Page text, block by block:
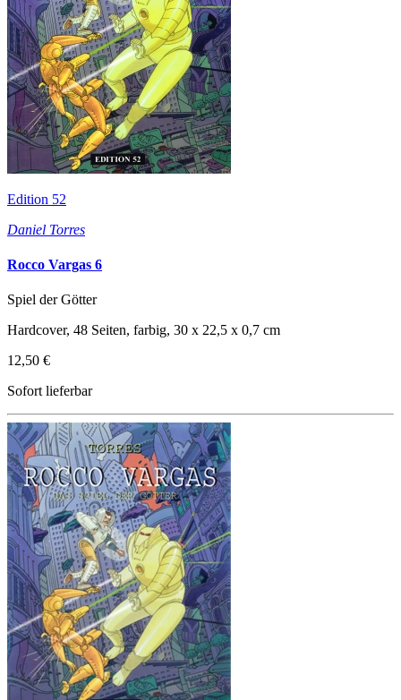
Edition 52
Daniel Torres
Rocco Vargas 6
Spiel der Götter
Hardcover, 48 Seiten, farbig, 30 x 22,5 x 0,7 cm
12,50 €
Sofort lieferbar